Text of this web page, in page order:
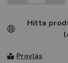
Hitta
Provläs